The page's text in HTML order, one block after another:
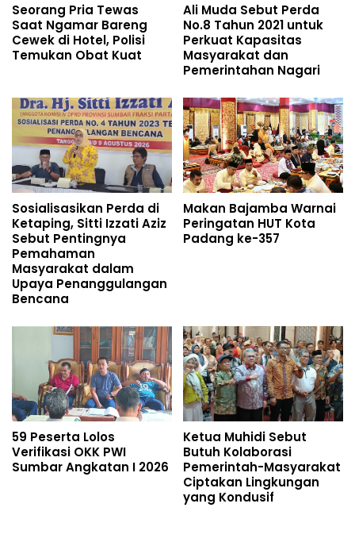
Seorang Pria Tewas
Saat Ngamar Bareng
Cewek di Hotel, Polisi
Temukan Obat Kuat
Ali Muda Sebut Perda
No.8 Tahun 2021 untuk
Perkuat Kapasitas
Masyarakat dan
Pemerintahan Nagari
Sosialisasikan Perda di
Ketaping, Sitti Izzati Aziz
Sebut Pentingnya
Pemahaman
Masyarakat dalam
Upaya Penanggulangan
Bencana
Makan Bajamba Warnai
Peringatan HUT Kota
Padang ke-357
59 Peserta Lolos
Verifikasi OKK PWI
Sumbar Angkatan I 2026
Ketua Muhidi Sebut
Butuh Kolaborasi
Pemerintah-Masyarakat
Ciptakan Lingkungan
yang Kondusif